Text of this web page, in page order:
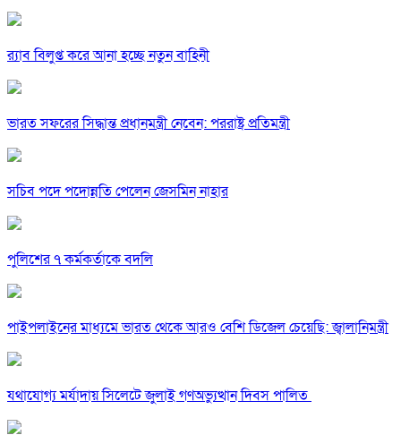
র‍্যাব বিলুপ্ত করে আনা হচ্ছে নতুন বাহিনী
ভারত সফরের সিদ্ধান্ত প্রধানমন্ত্রী নেবেন: পররাষ্ট্র প্রতিমন্ত্রী
সচিব পদে পদোন্নতি পেলেন জেসমিন নাহার
পুলিশের ৭ কর্মকর্তাকে বদলি
পাইপলাইনের মাধ্যমে ভারত থেকে আরও বেশি ডিজেল চেয়েছি: জ্বালানিমন্ত্রী
যথাযোগ্য মর্যাদায় সিলেটে জুলাই গণঅভ্যুত্থান দিবস পালিত